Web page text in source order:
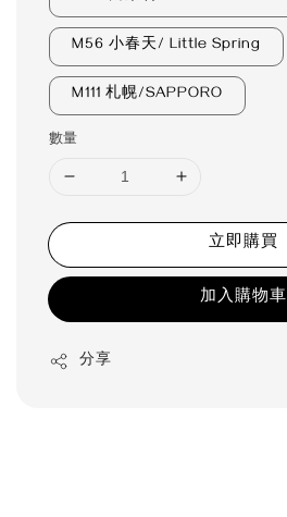
M56 小春天/ Little Spring
M111 札幌/SAPPORO
數量
立即購買
加入購物車
分享